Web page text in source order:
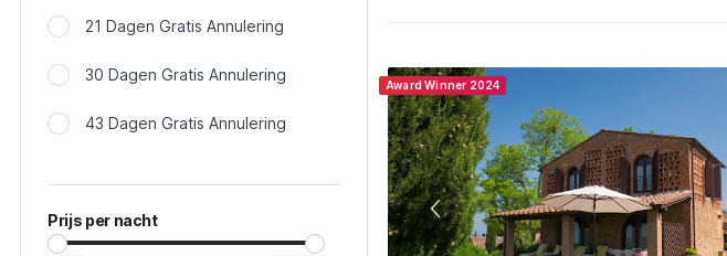
21 Dagen Gratis Annulering
30 Dagen Gratis Annulering
43 Dagen Gratis Annulering
Prijs per nacht
Award Winner 2024